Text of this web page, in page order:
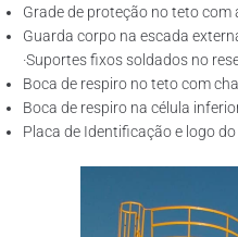
Grade de proteção no teto com
Guarda corpo na escada
·Suportes fixos soldados no
Boca de respiro no teto com
Boca de respiro na célula
Placa de Identificação e logo